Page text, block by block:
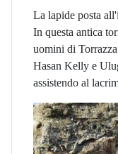
La lapide posta
In questa antica
uomini di
Hasan Kelly e
assistendo al